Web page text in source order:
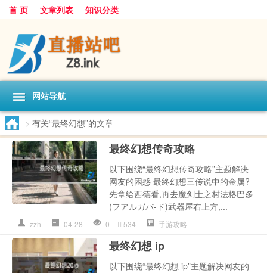
首 页 文章列表 知识分类
网站导航
> 有关“最终幻想”的文章
最终幻想传奇攻略
以下围绕“最终幻想传奇攻略”主题解决
网友的困惑 最终幻想三传说中的金属?
先拿给西德看,再去魔剑士之村法格巴多
(フアルガバ-ド)武器屋右上方,...
zzh 04-28 0 534 手游攻略
最终幻想 ip
以下围绕“最终幻想 ip”主题解决网友的